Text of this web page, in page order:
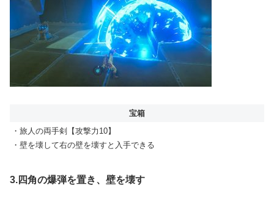
宝箱
・旅人の両手剣【攻撃力10】
・壁を壊して右の壁を壊すと入手できる
3.四角の爆弾を置き、壁を壊す